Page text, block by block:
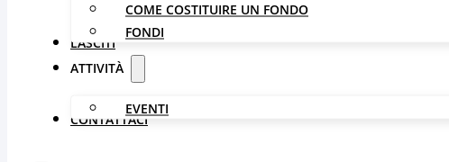
COME COSTITUIRE UN FONDO
FONDI
LASCITI
ATTIVITÀ
EVENTI
CONTATTACI